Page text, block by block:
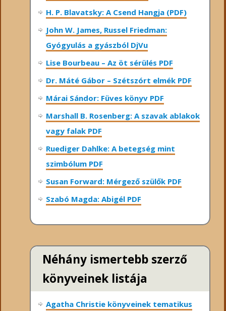
H. P. Blavatsky: A Csend Hangja (PDF)
John W. James, Russel Friedman:
Gyógyulás a gyászból DjVu
Lise Bourbeau – Az öt sérülés PDF
Dr. Máté Gábor – Szétszórt elmék PDF
Márai Sándor: Füves könyv PDF
Marshall B. Rosenberg: A szavak ablakok
vagy falak PDF
Ruediger Dahlke: A betegség mint
szimbólum PDF
Susan Forward: Mérgező szülők PDF
Szabó Magda: Abigél PDF
Néhány ismertebb szerző
könyveinek listája
Agatha Christie könyveinek tematikus